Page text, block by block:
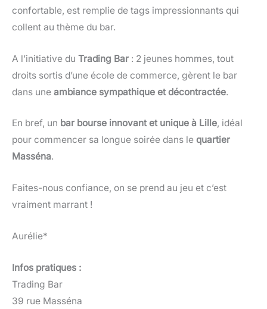
confortable, est remplie de tags impressionnants qui
collent au thème du bar.
A l’initiative du Trading Bar : 2 jeunes hommes, tout
droits sortis d’une école de commerce, gèrent le bar
dans une ambiance sympathique et décontractée.
En bref, un bar bourse innovant et unique à Lille, idéal
pour commencer sa longue soirée dans le quartier
Masséna.
Faites-nous confiance, on se prend au jeu et c’est
vraiment marrant !
Aurélie*
Infos pratiques :
Trading Bar
39 rue Masséna